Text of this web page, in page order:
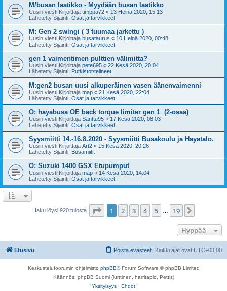
M/busan laatikko - Myydään busan laatikko
Uusin viesti Kirjoittaja timppa72 « 13 Heinä 2020, 15:13
Lähetetty Sijainti: Osat ja tarvikkeet
M: Gen 2 swingi ( 3 tuumaa jarkettu )
Uusin viesti Kirjoittaja busataurus « 10 Heinä 2020, 00:48
Lähetetty Sijainti: Osat ja tarvikkeet
gen 1 vaimentimen pulttien välimitta?
Uusin viesti Kirjoittaja pete695 « 22 Kesä 2020, 20:04
Lähetetty Sijainti: Putkistot/telineet
M:gen2 busan uusi alkuperäinen vasen äänenvaimenni
Uusin viesti Kirjoittaja map « 21 Kesä 2020, 22:04
Lähetetty Sijainti: Osat ja tarvikkeet
O: hayabusa OE back torque limiter gen 1 (2-osaa)
Uusin viesti Kirjoittaja Santtu95 « 17 Kesä 2020, 08:03
Lähetetty Sijainti: Osat ja tarvikkeet
Syysmiitti 14.-16.8.2020 - Syysmiitti Busakoulu ja Hayatalo.
Uusin viesti Kirjoittaja Art2 « 15 Kesä 2020, 20:26
Lähetetty Sijainti: Busamiitit
O: Suzuki 1400 GSX Etupumput
Uusin viesti Kirjoittaja map « 14 Kesä 2020, 14:04
Lähetetty Sijainti: Osat ja tarvikkeet
Haku löysi 920 tulosta Sivu /19
1 2 3 4 5 19
Hyppää
Etusivu Kaikki ajat ovat UTC+03:00
Poista evästeet
Keskustelufoorumin ohjelmisto phpBB® Forum Software © phpBB Limited
Käännös: phpBB Suomi (lurttinen, harritapio, Pettis)
Yksityisyys | Ehdot